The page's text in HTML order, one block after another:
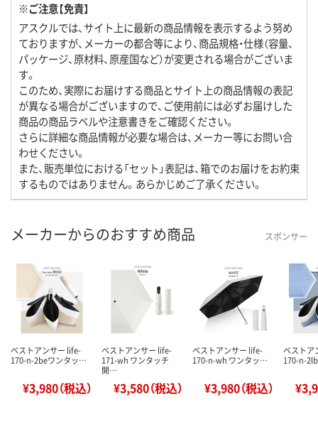
※ご注意【免責】
アスクルでは、サイト上に最新の商品情報を表示するよう努め
ておりますが、メーカーの都合等により、商品規格・仕様（容量、
パッケージ、原材料、原産国など）が変更される場合がございま
す。
このため、実際にお届けする商品とサイト上の商品情報の表記
が異なる場合がございますので、ご使用前には必ずお届けした
商品の商品ラベルや注意書きをご確認ください。
さらに詳細な商品情報が必要な場合は、メーカー等にお問い合
わせください。
また、販売単位における「セット」表記は、箱でのお届けをお約束
するものではありません。あらかじめご了承ください。
メーカーからのおすすめ商品 スポンサー
ベストアンサー life-
170-n-2beワンタッ…
¥3,980（税込）
ベストアンサー life-
171-wh ワンタッチ
開…
¥3,580（税込）
ベストアンサー life-
170-n-wh ワンタッ…
¥3,980（税込）
ベストア
170-n-